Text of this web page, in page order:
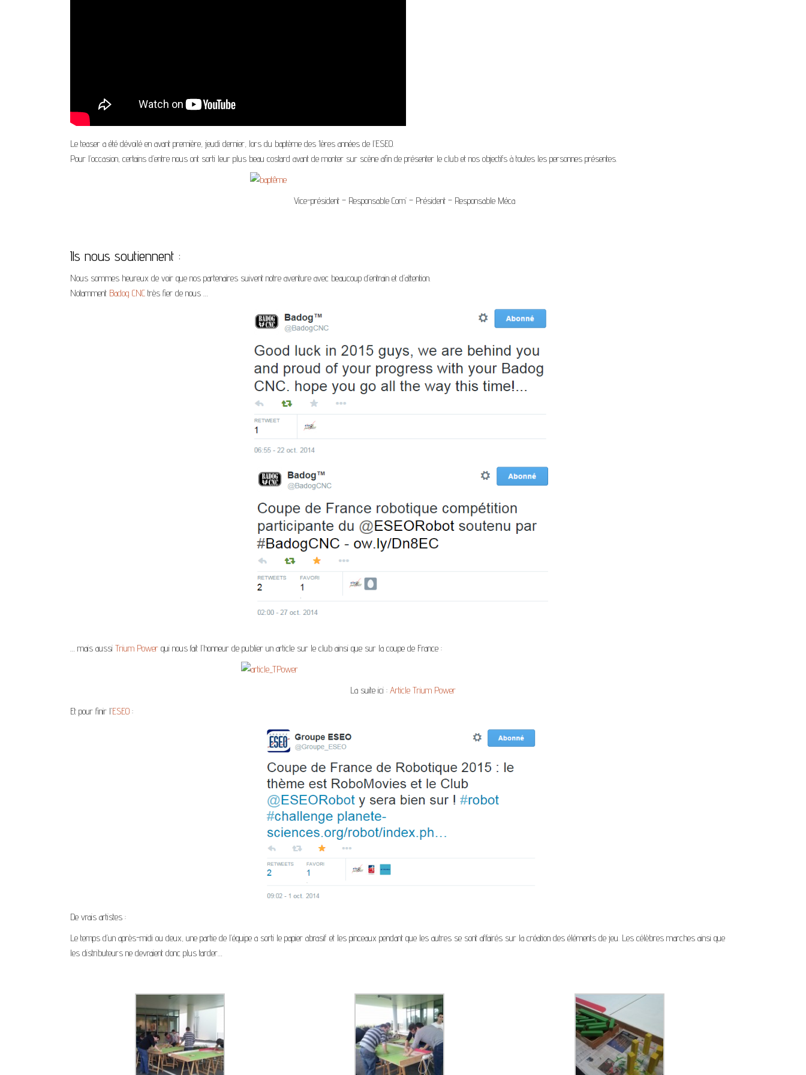
Le teaser a été dévoilé en avant première, jeudi dernier, lors du baptème des 1ères années de l’ESEO.
Pour l’occasion, certains d’entre nous ont sorti leur plus beau costard avant de monter sur scène afin de présenter le club et nos objectifs à toutes les personnes présentes.
Vice-président – Responsable Com’ – Président – Responsable Méca
Ils nous soutiennent :
Nous sommes heureux de voir que nos partenaires suivent notre aventure avec beaucoup d’entrain et d’attention.
Notamment Badog CNC très fier de nous …
… mais aussi Trium Power qui nous fait l’honneur de publier un article sur le club ainsi que sur la coupe de France :
La suite ici : Article Trium Power
Et pour finir l’ESEO :
De vrais artistes :
Le temps d’un après-midi ou deux, une partie de l’équipe a sorti le papier abrasif et les pinceaux pendant que les autres se sont affairés sur la création des éléments de jeu. Les célèbres marches ainsi que
les distributeurs ne devraient donc plus tarder…